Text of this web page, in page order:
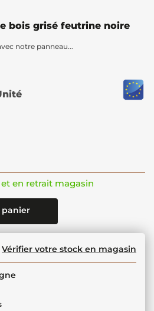
bois grisé feutrine noire
notre panneau...
en retrait magasin
panier
Vérifier votre stock en magasin